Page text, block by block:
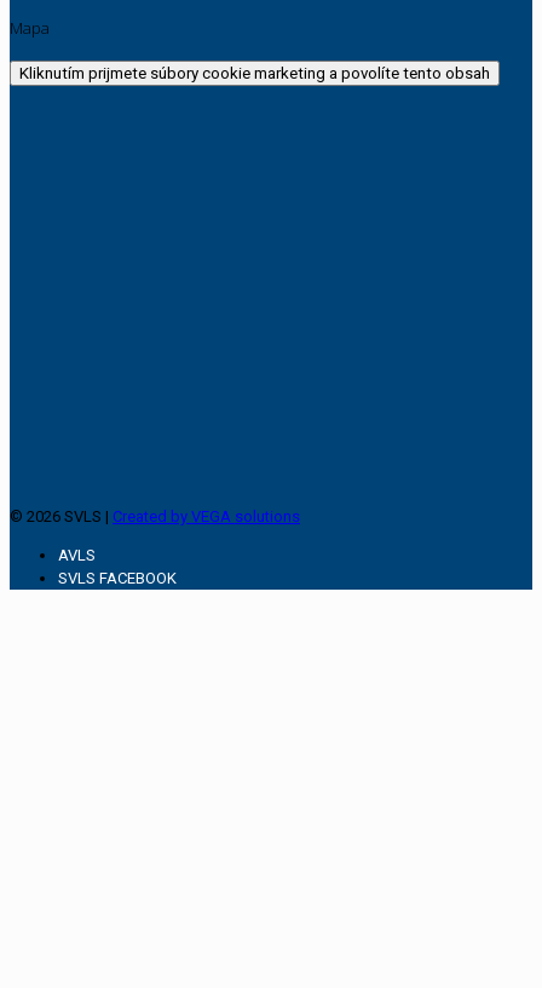
Mapa
Kliknutím prijmete súbory cookie marketing a povolíte tento obsah
© 2026 SVLS | Created by VEGA solutions
AVLS
SVLS FACEBOOK